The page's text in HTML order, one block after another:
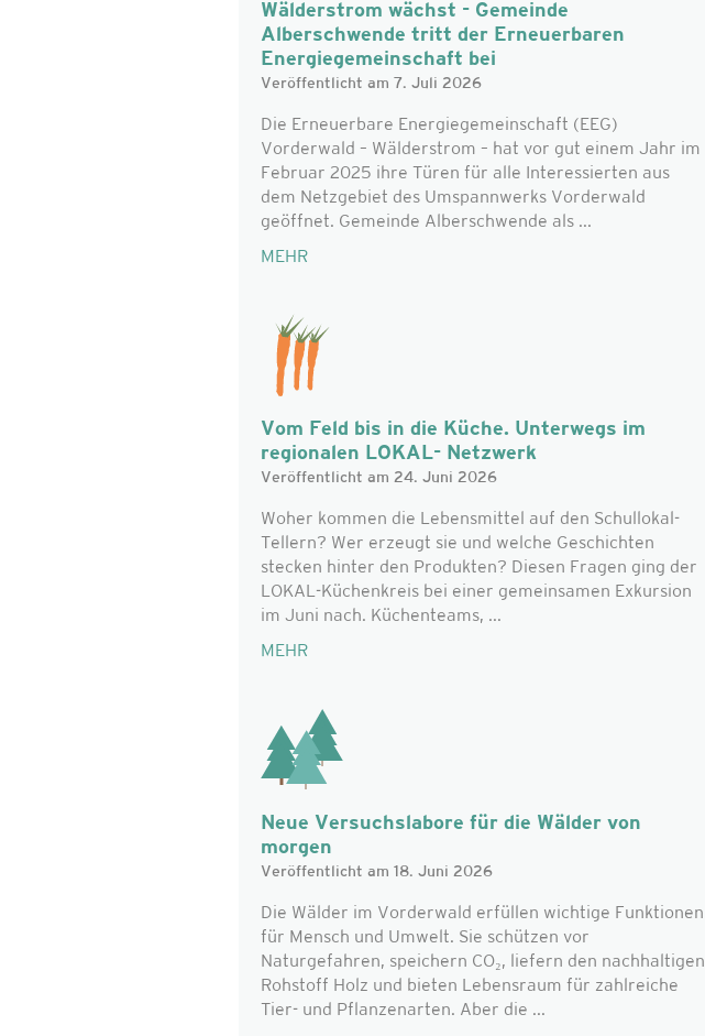
Wälderstrom wächst - Gemeinde
Alberschwende tritt der Erneuerbaren
Energiegemeinschaft bei
Veröffentlicht am 7. Juli 2026
Die Erneuerbare Energiegemeinschaft (EEG)
Vorderwald – Wälderstrom – hat vor gut einem Jahr im
Februar 2025 ihre Türen für alle Interessierten aus
dem Netzgebiet des Umspannwerks Vorderwald
geöffnet. Gemeinde Alberschwende als ...
MEHR
Vom Feld bis in die Küche. Unterwegs im
regionalen LOKAL- Netzwerk
Veröffentlicht am 24. Juni 2026
Woher kommen die Lebensmittel auf den Schullokal-
Tellern? Wer erzeugt sie und welche Geschichten
stecken hinter den Produkten? Diesen Fragen ging der
LOKAL-Küchenkreis bei einer gemeinsamen Exkursion
im Juni nach. Küchenteams, ...
MEHR
Neue Versuchslabore für die Wälder von
morgen
Veröffentlicht am 18. Juni 2026
Die Wälder im Vorderwald erfüllen wichtige Funktionen
für Mensch und Umwelt. Sie schützen vor
Naturgefahren, speichern CO₂, liefern den nachhaltigen
Rohstoff Holz und bieten Lebensraum für zahlreiche
Tier- und Pflanzenarten. Aber die ...